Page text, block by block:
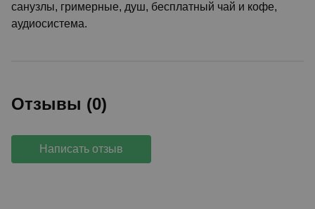
санузлы, гримерные, душ, бесплатный чай и кофе,
аудиосистема.
Отзывы (0)
Написать отзыв